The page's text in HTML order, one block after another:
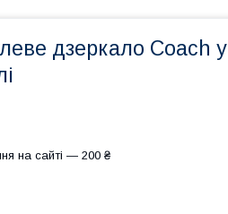
дзеркало Coach у
на сайті — 200 ₴